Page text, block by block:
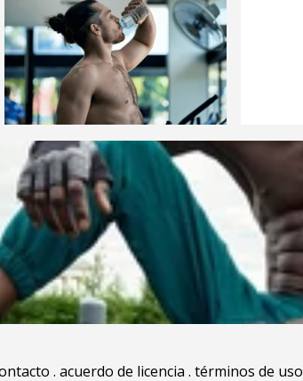
. acuerdo de licencia . términos de uso